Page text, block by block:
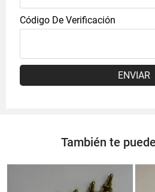
Código De Verificación
ENVIAR
También te